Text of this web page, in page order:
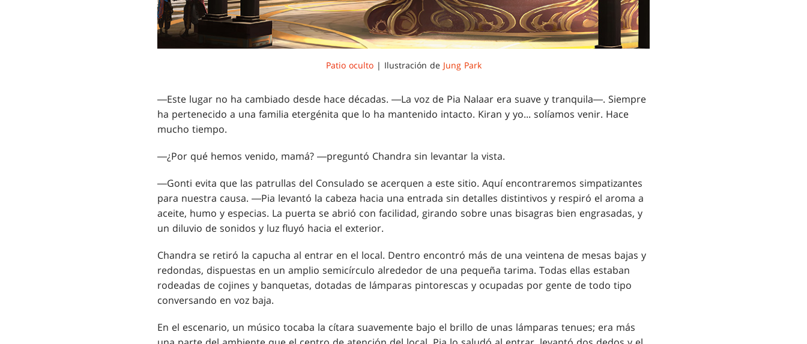
Patio oculto| Ilustración de Jung Park
―Este lugar no ha cambiado desde hace décadas. ―La voz de Pia Nalaar era suave y tranquila―. Siempre
ha pertenecido a una familia etergénita que lo ha mantenido intacto. Kiran y yo... solíamos venir. Hace
mucho tiempo.
―¿Por qué hemos venido, mamá? ―preguntó Chandra sin levantar la vista.
―Gonti evita que las patrullas del Consulado se acerquen a este sitio. Aquí encontraremos simpatizantes
para nuestra causa. ―Pia levantó la cabeza hacia una entrada sin detalles distintivos y respiró el aroma a
aceite, humo y especias. La puerta se abrió con facilidad, girando sobre unas bisagras bien engrasadas, y
un diluvio de sonidos y luz fluyó hacia el exterior.
Chandra se retiró la capucha al entrar en el local. Dentro encontró más de una veintena de mesas bajas y
redondas, dispuestas en un amplio semicírculo alrededor de una pequeña tarima. Todas ellas estaban
rodeadas de cojines y banquetas, dotadas de lámparas pintorescas y ocupadas por gente de todo tipo
conversando en voz baja.
En el escenario, un músico tocaba la cítara suavemente bajo el brillo de unas lámparas tenues; era más